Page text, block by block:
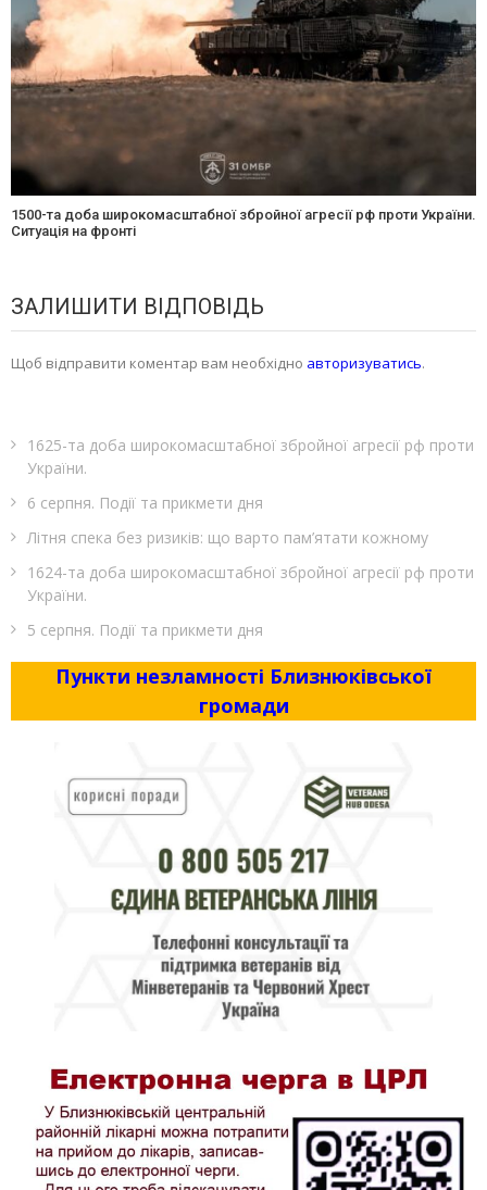
1500-та доба широкомасштабної збройної агресії рф проти України.
Ситуація на фронті
ЗАЛИШИТИ ВІДПОВІДЬ
Щоб відправити коментар вам необхідно авторизуватись.
1625-та доба широкомасштабної збройної агресії рф проти
України.
6 серпня. Події та прикмети дня
Літня спека без ризиків: що варто пам’ятати кожному
1624-та доба широкомасштабної збройної агресії рф проти
України.
5 серпня. Події та прикмети дня
Пункти незламності Близнюківської
громади